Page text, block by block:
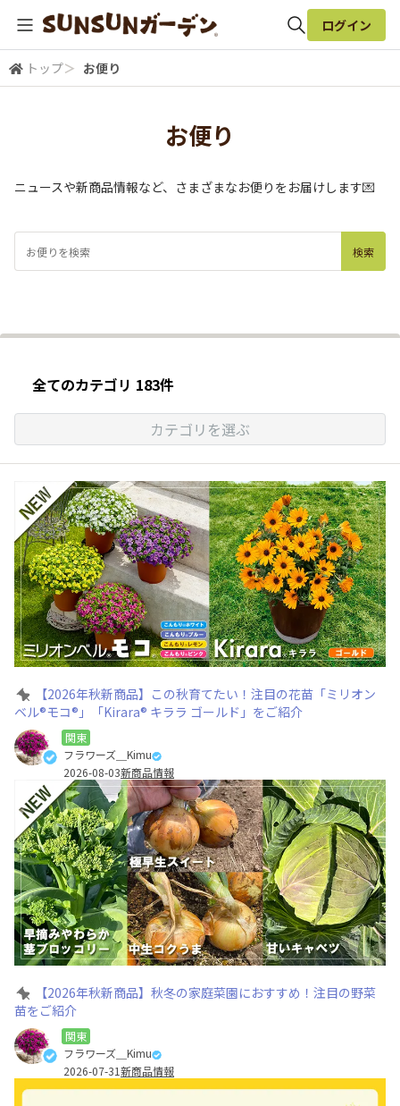
全体検索
ログイン
トップ＞ お便り
お便り
ニュースや新商品情報など、さまざまなお便りをお届けします💌
全てのカテゴリ 183件
カテゴリを選ぶ
【2026年秋新商品】この秋育てたい！注目の花苗「ミリオン
ベル®モコ®」「Kirara® キララ ゴールド」をご紹介
関東
フラワーズ＿Kimu
2026-08-03新商品情報
【2026年秋新商品】秋冬の家庭菜園におすすめ！注目の野菜
苗をご紹介
関東
フラワーズ＿Kimu
2026-07-31新商品情報